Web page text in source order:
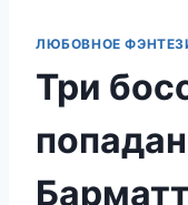
ЛЮБОВНОЕ
Три